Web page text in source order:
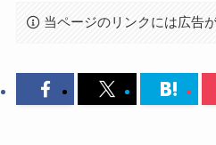
当ページのリンクには広告